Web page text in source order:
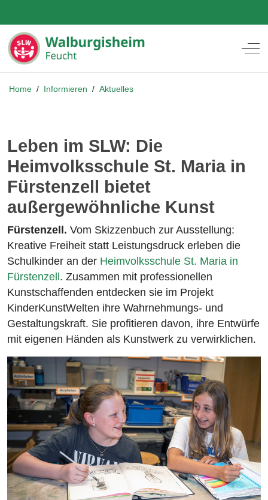
Home / Informieren / Aktuelles
Leben im SLW: Die
Heimvolksschule St. Maria in
Fürstenzell bietet
außergewöhnliche Kunst
Fürstenzell. Vom Skizzenbuch zur Ausstellung:
Kreative Freiheit statt Leistungsdruck erleben die
Schulkinder an der Heimvolksschule St. Maria in
Fürstenzell . Zusammen mit professionellen
Kunstschaffenden entdecken sie im Projekt
KinderKunstWelten ihre Wahrnehmungs- und
Gestaltungskraft. Sie profitieren davon, ihre Entwürfe
mit eigenen Händen als Kunstwerk zu verwirklichen.